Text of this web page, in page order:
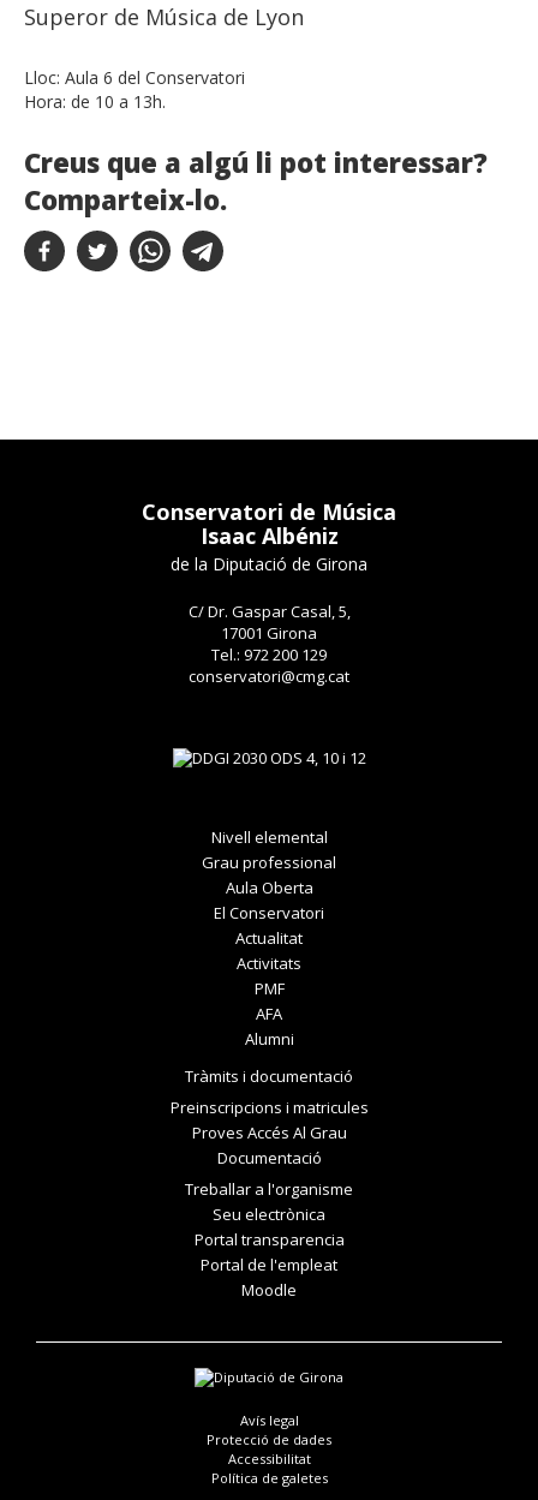
Superor de Música de Lyon
Lloc: Aula 6 del Conservatori
Hora: de 10 a 13h.
Creus que a algú li pot interessar?
Comparteix-lo.
Conservatori de Música
Isaac Albéniz
de la Diputació de Girona
C/ Dr. Gaspar Casal, 5,
17001 Girona
Tel.: 972 200 129
conservatori@cmg.cat
Nivell elemental
Grau professional
Aula Oberta
El Conservatori
Actualitat
Activitats
PMF
AFA
Alumni
Tràmits i documentació
Preinscripcions i matricules
Proves Accés Al Grau
Documentació
Treballar a l'organisme
Seu electrònica
Portal transparencia
Portal de l'empleat
Moodle
Avís legal
Protecció de dades
Accessibilitat
Política de galetes